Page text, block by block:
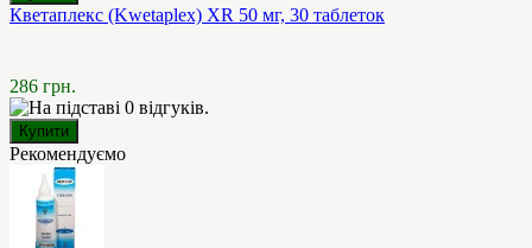
Кветаплекс (Kwetaplex) XR 50 мг, 30 таблеток
286 грн.
Рекомендуємо